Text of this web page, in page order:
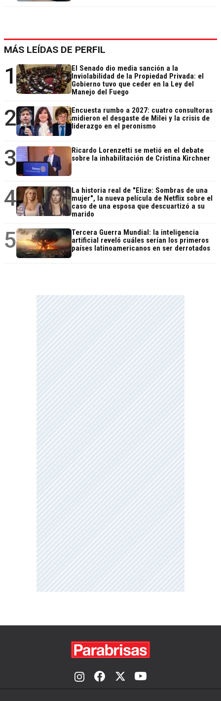
MÁS LEÍDAS DE PERFIL
1
El Senado dio media sanción a la
Inviolabilidad de la Propiedad Privada: el
Gobierno tuvo que ceder en la Ley del
Manejo del Fuego
2
Encuesta rumbo a 2027: cuatro consultoras
midieron el desgaste de Milei y la crisis de
liderazgo en el peronismo
3
Ricardo Lorenzetti se metió en el debate
sobre la inhabilitación de Cristina Kirchner
4
La historia real de "Elize: Sombras de una
mujer", la nueva película de Netflix sobre el
caso de una esposa que descuartizó a su
marido
5
Tercera Guerra Mundial: la inteligencia
artificial reveló cuáles serían los primeros
países latinoamericanos en ser derrotados